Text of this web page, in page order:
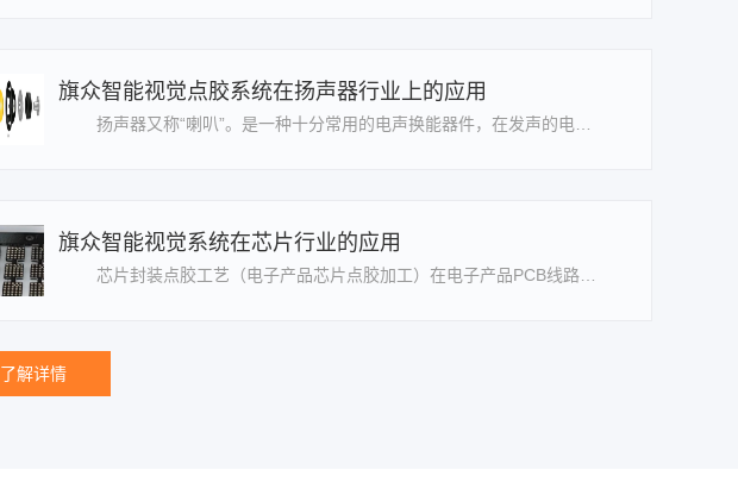
旗众智能视觉点胶系统在扬声器行业上的应用
旗众智能视觉系统在芯片行业的应用
了解详情